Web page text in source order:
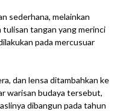
sederhana, melainkan
tulisan tangan yang merinci
pada mercusuar
dan lensa ditambahkan ke
warisan budaya tersebut,
dibangun pada tahun